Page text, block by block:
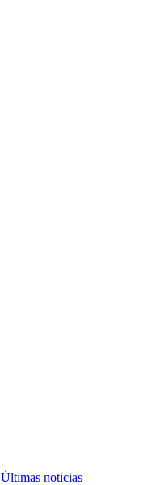
Últimas noticias